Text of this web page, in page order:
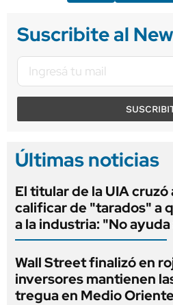
Suscribite al
Últimas noticias
El titular de la UIA
calificar de "tarados" a
a la industria: "No
Wall Street finalizó en
inversores mantienen
tregua en Medio Oriente